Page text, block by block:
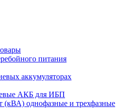
питания
аккумуляторах
АКБ для ИБП
однофазные и трехфазные